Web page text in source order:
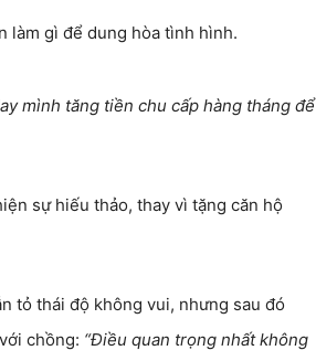
làm gì để dung hòa tình hình.
mình tăng tiền chu cấp hàng tháng để
sự hiếu thảo, thay vì tặng căn hộ
tỏ thái độ không vui, nhưng sau đó
chồng: “Điều quan trọng nhất không